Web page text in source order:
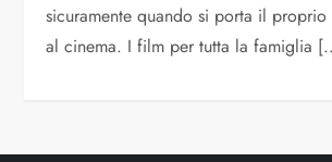
sicuramente quando si porta il
al cinema. I film per tutta la famiglia